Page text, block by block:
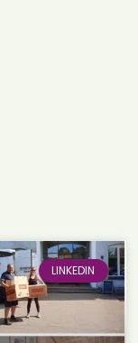
LINKEDIN